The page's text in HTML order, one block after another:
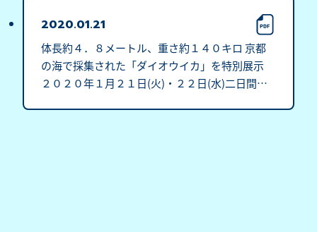
2020.01.21
体長約４．８メートル、重さ約１４０キロ 京都
の海で採集された「ダイオウイカ」を特別展示
２０２０年１月２１日(火)・２２日(水)二日間限